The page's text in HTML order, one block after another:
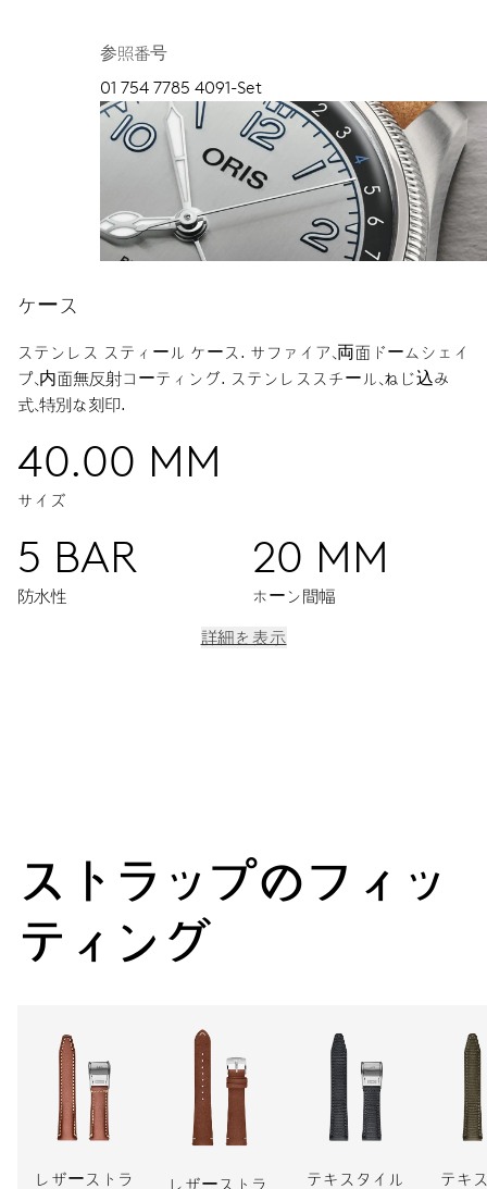
参照番号
01 754 7785 4091-Set
ケース
ステンレス スティール ケース. サファイア、両面ドームシェイ
プ、内面無反射コーティング. ステンレススチール、ねじ込み
式、特別な刻印.
40.00 MM
サイズ
5 BAR
防水性
20 MM
ホーン間幅
41時間
パワーリザーブ
直径25.60mm、11 1/2リーニュ
ワインディング
詳細を表示
ストラップのフィッ
ティング
レザーストラ レザーストラ テキスタイル テキ